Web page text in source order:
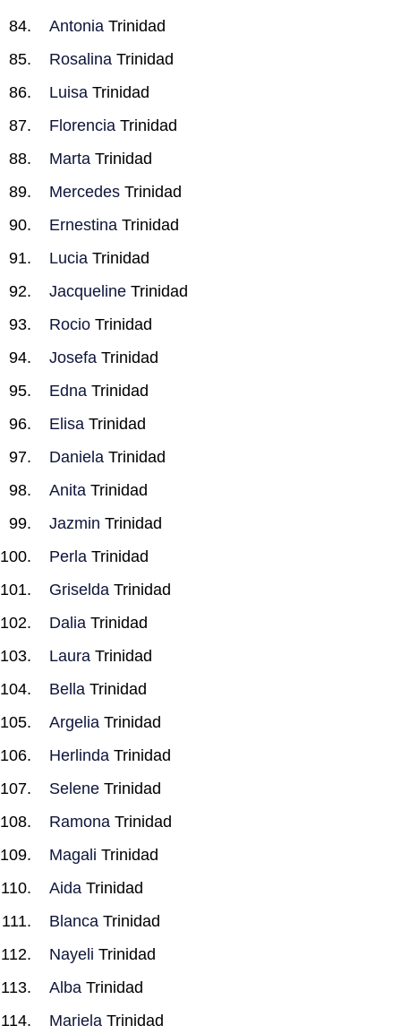
Antonia Trinidad
Rosalina Trinidad
Luisa Trinidad
Florencia Trinidad
Marta Trinidad
Mercedes Trinidad
Ernestina Trinidad
Lucia Trinidad
Jacqueline Trinidad
Rocio Trinidad
Josefa Trinidad
Edna Trinidad
Elisa Trinidad
Daniela Trinidad
Anita Trinidad
Jazmin Trinidad
Perla Trinidad
Griselda Trinidad
Dalia Trinidad
Laura Trinidad
Bella Trinidad
Argelia Trinidad
Herlinda Trinidad
Selene Trinidad
Ramona Trinidad
Magali Trinidad
Aida Trinidad
Blanca Trinidad
Nayeli Trinidad
Alba Trinidad
Mariela Trinidad